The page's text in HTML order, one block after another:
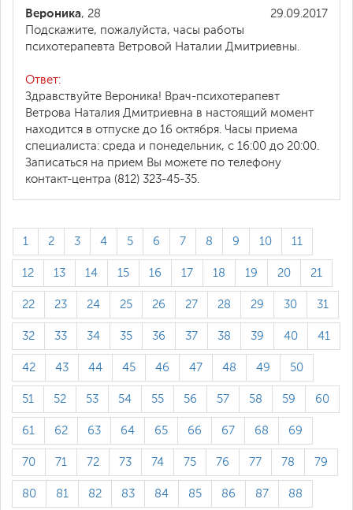
29.09.2017
Вероника, 28
Подскажите, пожалуйста, часы работы
психотерапевта Ветровой Наталии Дмитриевны.
Ответ:
Здравствуйте Вероника! Врач-психотерапевт
Ветрова Наталия Дмитриевна в настоящий момент
находится в отпуске до 16 октября. Часы приема
специалиста: среда и понедельник, с 16:00 до 20:00.
Записаться на прием Вы можете по телефону
контакт-центра (812) 323-45-35.
1 2 3 4 5 6 7 8 9 10 11
12 13 14 15 16 17 18 19 20 21
22 23 24 25 26 27 28 29 30 31
32 33 34 35 36 37 38 39 40 41
42 43 44 45 46 47 48 49 50
51 52 53 54 55 56 57 58 59 60
61 62 63 64 65 66 67 68 69
70 71 72 73 74 75 76 77 78 79
80 81 82 83 84 85 86 87 88